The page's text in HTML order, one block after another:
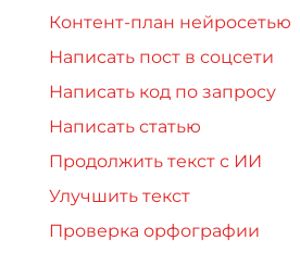
Контент-план нейросетью
Написать пост в соцсети
Написать код по запросу
Написать статью
Продолжить текст с ИИ
Улучшить текст
Проверка орфографии